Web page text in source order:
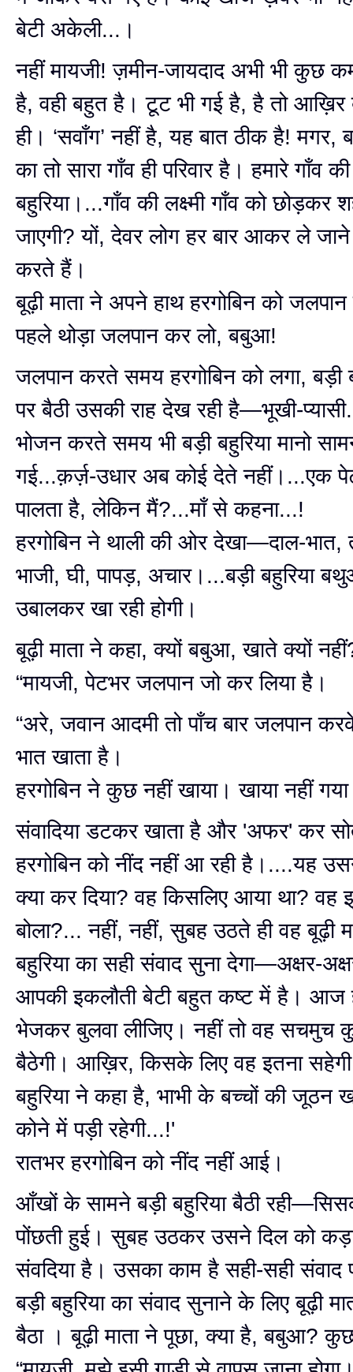
बेटी अकेली...।
नहीं मायजी! ज़मीन-जायदाद अभी भी कुछ
है, वही बहुत है। टूट भी गई है, है तो आख़िर
ही। ‘सवाँग’ नहीं है, यह बात ठीक है! मगर,
का तो सारा गाँव ही परिवार है। हमारे गाँव
बहुरिया।...गाँव की लक्ष्मी गाँव को छोड़कर
जाएगी? यों, देवर लोग हर बार आकर ले
करते हैं।
बूढ़ी माता ने अपने हाथ हरगोबिन को जलपान
पहले थोड़ा जलपान कर लो, बबुआ!
जलपान करते समय हरगोबिन को लगा, बड़ी
पर बैठी उसकी राह देख रही है—भूखी-
भोजन करते समय भी बड़ी बहुरिया मानो
गई...क़र्ज़-उधार अब कोई देते नहीं।...एक
पालता है, लेकिन मैं?...माँ से कहना...!
हरगोबिन ने थाली की ओर देखा—दाल-भात,
भाजी, घी, पापड़, अचार।...बड़ी बहुरिया
उबालकर खा रही होगी।
बूढ़ी माता ने कहा, क्यों बबुआ, खाते क्यों
“मायजी, पेटभर जलपान जो कर लिया है।
“अरे, जवान आदमी तो पाँच बार जलपान
भात खाता है।
हरगोबिन ने कुछ नहीं खाया। खाया नहीं
संवादिया डटकर खाता है और 'अफर' कर
हरगोबिन को नींद नहीं आ रही है।....यह
क्या कर दिया? वह किसलिए आया था? वह
बोला?... नहीं, नहीं, सुबह उठते ही वह बूढ़ी
बहुरिया का सही संवाद सुना देगा—अक्षर-
आपकी इकलौती बेटी बहुत कष्ट में है। आज
भेजकर बुलवा लीजिए। नहीं तो वह सचमुच
बैठेगी। आख़िर, किसके लिए वह इतना
बहुरिया ने कहा है, भाभी के बच्चों की जूठन
कोने में पड़ी रहेगी...!'
रातभर हरगोबिन को नींद नहीं आई।
आँखों के सामने बड़ी बहुरिया बैठी
पोंछती हुई। सुबह उठकर उसने दिल को
संवदिया है। उसका काम है सही-सही संवाद
बड़ी बहुरिया का संवाद सुनाने के लिए बूढ़ी
बैठा । बूढ़ी माता ने पूछा, क्या है, बबुआ?